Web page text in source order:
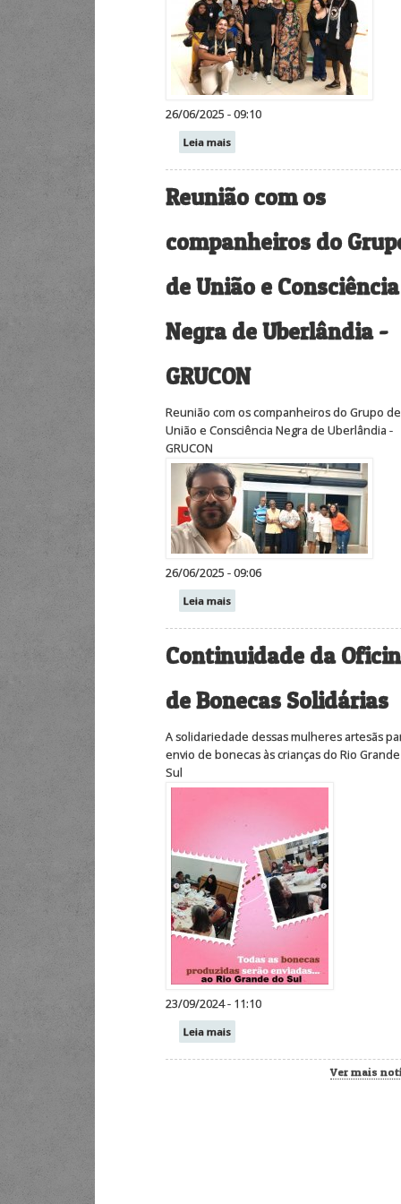
26/06/2025 - 09:10
Leia mais
Reunião com os
companheiros do
de União e Consciência
Negra de Uberlândia -
GRUCON
Reunião com os companheiros do Grupo de
União e Consciência Negra de Uberlândia -
GRUCON
26/06/2025 - 09:06
Leia mais
Continuidade da
de Bonecas Solidárias
A solidariedade dessas mulheres artesãs
envio de bonecas às crianças do Rio
Sul
23/09/2024 - 11:10
Leia mais
Ver mais